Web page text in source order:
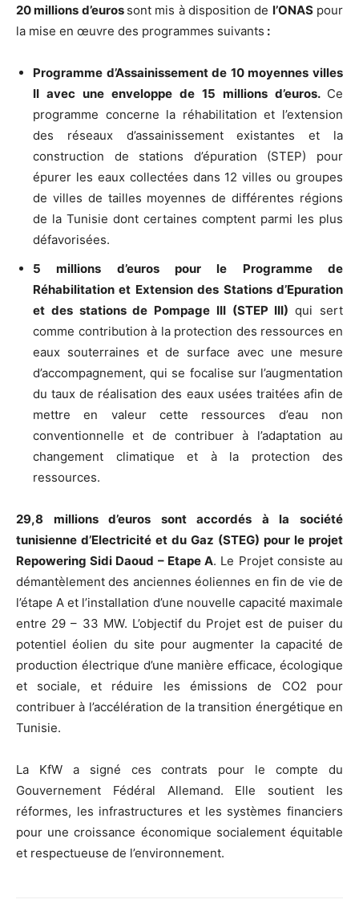
20 millions d’euros sont mis à disposition de l’ONASpour
la mise en œuvre des programmes suivants :
Programme d’Assainissement de 10 moyennes villes
II avec une enveloppe de 15 millions d’euros. Ce
programme concerne la réhabilitation et l’extension
des réseaux d’assainissement existantes et la
construction de stations d’épuration (STEP) pour
épurer les eaux collectées dans 12 villes ou groupes
de villes de tailles moyennes de différentes régions
de la Tunisie dont certaines comptent parmi les plus
défavorisées.
5 millions d’euros pour le Programme de
Réhabilitation et Extension des Stations d’Epuration
et des stations de Pompage III (STEP III)qui sert
comme contribution à la protection des ressources en
eaux souterraines et de surface avec une mesure
d’accompagnement, qui se focalise sur l’augmentation
du taux de réalisation des eaux usées traitées afin de
mettre en valeur cette ressources d’eau non
conventionnelle et de contribuer à l’adaptation au
changement climatique et à la protection des
ressources.
29,8 millions d’euros sont accordés à la société
tunisienne d’Electricité et du Gaz (STEG) pour le projet
Repowering Sidi Daoud – Etape A. Le Projet consiste au
démantèlement des anciennes éoliennes en fin de vie de
l’étape A et l’installation d’une nouvelle capacité maximale
entre 29 – 33 MW. L’objectif du Projet est de puiser du
potentiel éolien du site pour augmenter la capacité de
production électrique d’une manière efficace, écologique
et sociale, et réduire les émissions de CO2 pour
contribuer à l’accélération de la transition énergétique en
Tunisie.
La KfW a signé ces contrats pour le compte du
Gouvernement Fédéral Allemand. Elle soutient les
réformes, les infrastructures et les systèmes financiers
pour une croissance économique socialement équitable
et respectueuse de l’environnement.